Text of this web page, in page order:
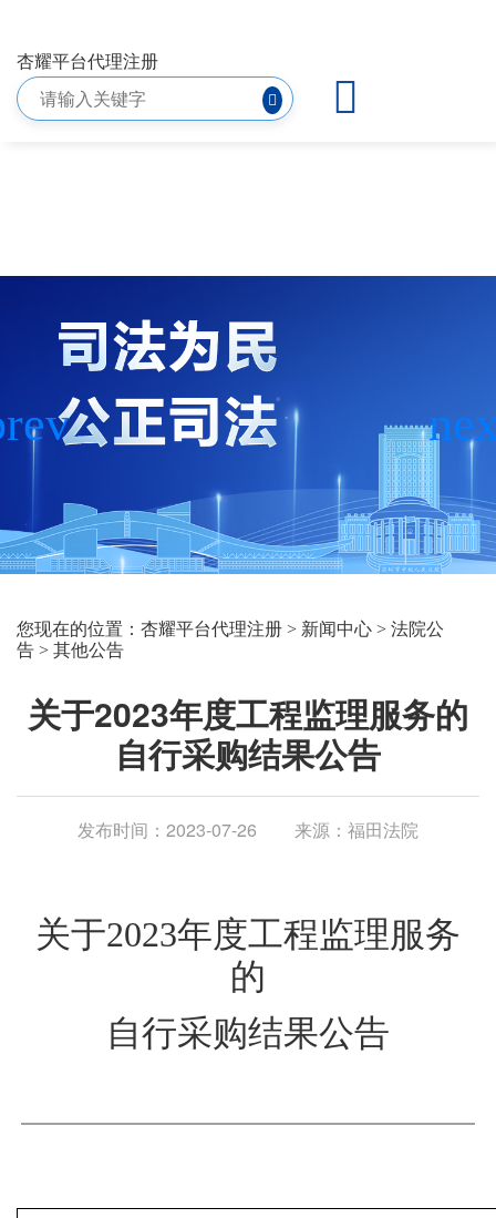
其他公告-杏耀平台代理注册
杏耀平台代理注册
您现在的位置： 杏耀平台代理注册 > 新闻中心 > 法院公
告 > 其他公告
关于2023年度工程监理服务的
自行采购结果公告
发布时间：2023-07-26 来源：福田法院
关于2023年度工程监理服务
的
自行采购结果公告